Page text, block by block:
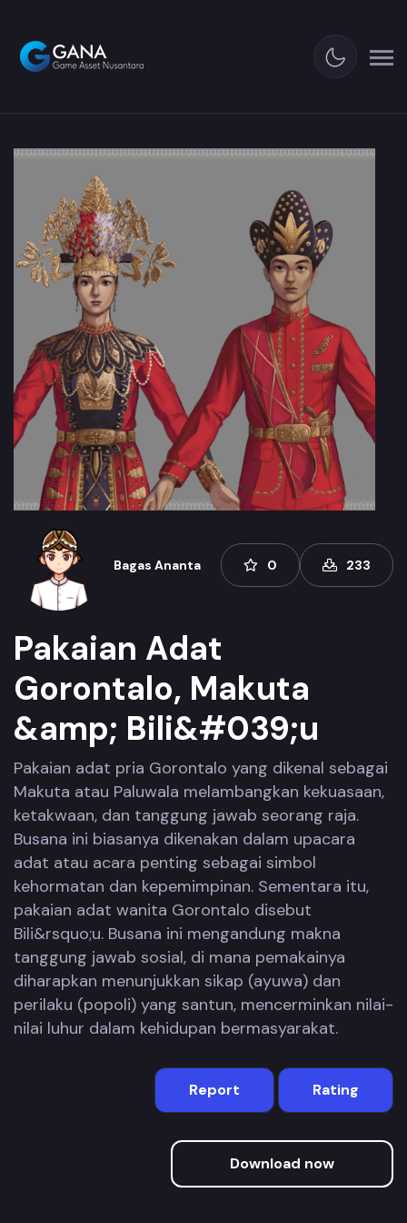
Bagas Ananta 0 233
Pakaian Adat
Gorontalo, Makuta
&amp; Bili&#039;u
Pakaian adat pria Gorontalo yang dikenal sebagai
Makuta atau Paluwala melambangkan kekuasaan,
ketakwaan, dan tanggung jawab seorang raja.
Busana ini biasanya dikenakan dalam upacara
adat atau acara penting sebagai simbol
kehormatan dan kepemimpinan. Sementara itu,
pakaian adat wanita Gorontalo disebut
Bili&rsquo;u. Busana ini mengandung makna
tanggung jawab sosial, di mana pemakainya
diharapkan menunjukkan sikap (ayuwa) dan
perilaku (popoli) yang santun, mencerminkan nilai-
nilai luhur dalam kehidupan bermasyarakat.
Report Rating
Download now